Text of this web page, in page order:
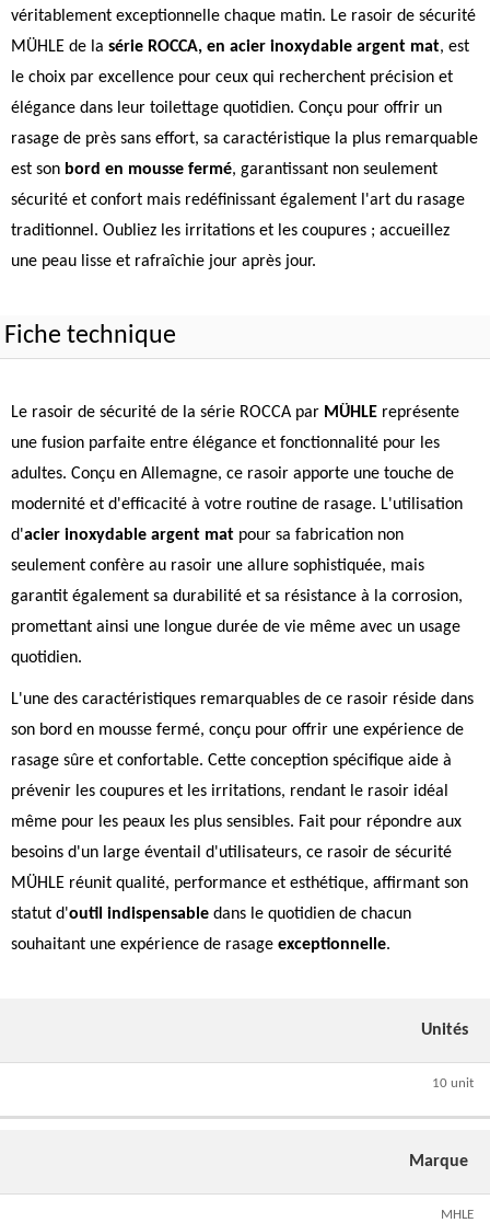
véritablement exceptionnelle chaque matin. Le rasoir de sécurité
MÜHLE de la série ROCCA, en acier inoxydable argent mat, est
le choix par excellence pour ceux qui recherchent précision et
élégance dans leur toilettage quotidien. Conçu pour offrir un
rasage de près sans effort, sa caractéristique la plus remarquable
est son bord en mousse fermé, garantissant non seulement
sécurité et confort mais redéfinissant également l'art du rasage
traditionnel. Oubliez les irritations et les coupures ; accueillez
une peau lisse et rafraîchie jour après jour.
Fiche technique
Le rasoir de sécurité de la série ROCCA par MÜHLE représente
une fusion parfaite entre élégance et fonctionnalité pour les
adultes. Conçu en Allemagne, ce rasoir apporte une touche de
modernité et d'efficacité à votre routine de rasage. L'utilisation
d'acier inoxydable argent mat pour sa fabrication non
seulement confère au rasoir une allure sophistiquée, mais
garantit également sa durabilité et sa résistance à la corrosion,
promettant ainsi une longue durée de vie même avec un usage
quotidien.
L'une des caractéristiques remarquables de ce rasoir réside dans
son bord en mousse fermé, conçu pour offrir une expérience de
rasage sûre et confortable. Cette conception spécifique aide à
prévenir les coupures et les irritations, rendant le rasoir idéal
même pour les peaux les plus sensibles. Fait pour répondre aux
besoins d'un large éventail d'utilisateurs, ce rasoir de sécurité
MÜHLE réunit qualité, performance et esthétique, affirmant son
statut d'outil indispensable dans le quotidien de chacun
souhaitant une expérience de rasage exceptionnelle.
Unités
10 unit
Marque
MHLE